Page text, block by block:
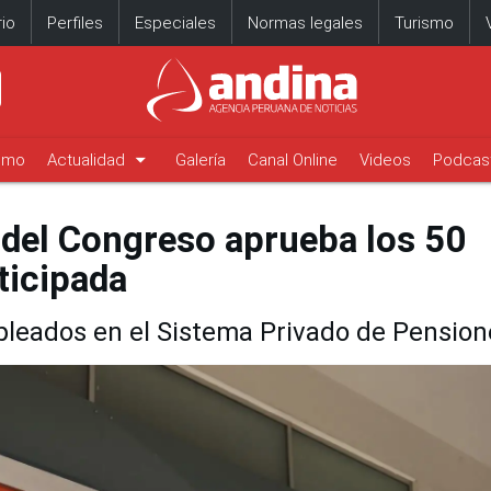
Perfiles Especiales Normas legales Turismo
Actualidad arrow_drop_down Galería Canal Online Videos
Congreso aprueba los 50
en el Sistema Privado de